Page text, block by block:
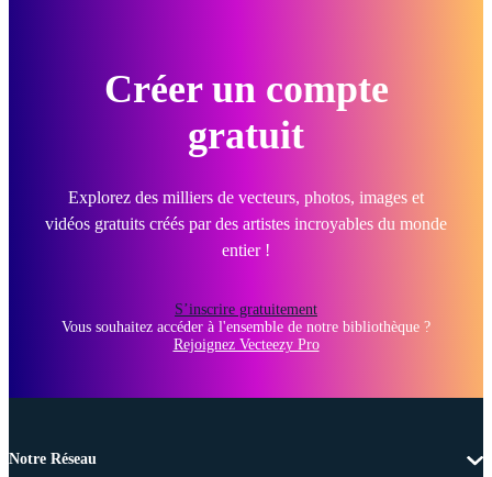
Créer un compte
gratuit
Explorez des milliers de vecteurs, photos, images et
vidéos gratuits créés par des artistes incroyables du monde
entier !
S’inscrire gratuitement
Vous souhaitez accéder à l'ensemble de notre bibliothèque ?
Rejoignez Vecteezy Pro
Notre Réseau